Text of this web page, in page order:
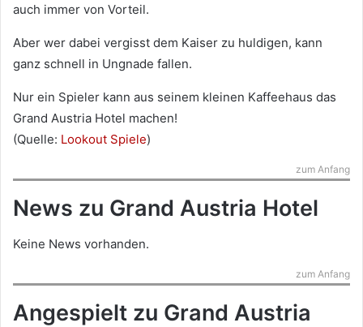
auch immer von Vorteil.
Aber wer dabei ver­gisst dem Kai­ser zu hul­di­gen, kann
ganz schnell in Ungnade fallen.
Nur ein Spie­ler kann aus sei­nem klei­nen Kaf­fee­haus das
Grand Aus­tria Hotel machen!
(Quelle: Lookout Spiele)
zum Anfang
News zu Grand Austria Hotel
Keine News vorhanden.
zum Anfang
Angespielt zu Grand Austria